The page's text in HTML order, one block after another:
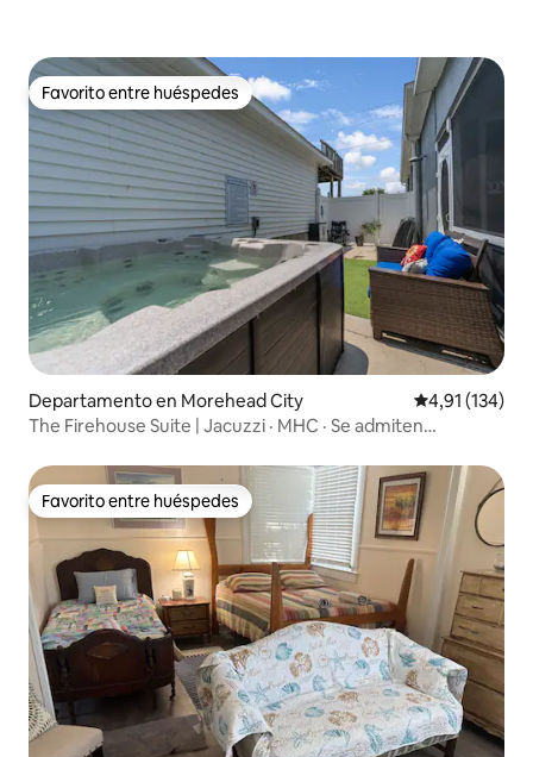
Favorito entre huéspedes
Favorito entre huéspedes
Departamento en Morehead City Calificación
4,91 (134)
The Firehouse Suite | Jacuzzi · MHC · Se admiten
Favorito entre huéspedes
Favorito entre huéspedes